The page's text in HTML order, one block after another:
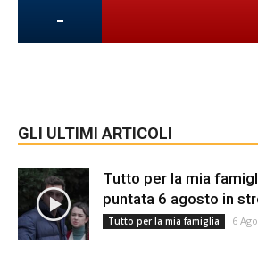
-
GLI ULTIMI ARTICOLI
Tutto per la mia
puntata 6 agosto in
Tutto per la mia famiglia 6